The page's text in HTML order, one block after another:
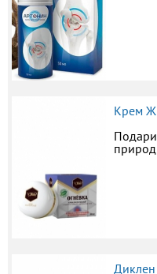
Крем
Диклен